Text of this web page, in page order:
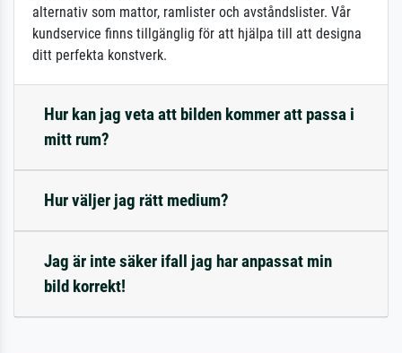
alternativ som mattor, ramlister och avståndslister. Vår
kundservice finns tillgänglig för att hjälpa till att designa
ditt perfekta konstverk.
Hur kan jag veta att bilden kommer att passa i
mitt rum?
Hur väljer jag rätt medium?
Jag är inte säker ifall jag har anpassat min
bild korrekt!